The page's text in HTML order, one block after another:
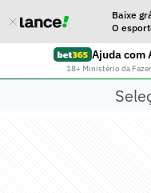
Baixe
O
Ajuda com
18+ Ministério da